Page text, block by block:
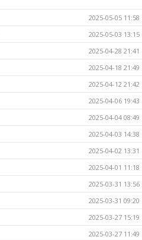
2025-05-05 11:58
2025-05-03 13:15
2025-04-28 21:41
2025-04-18 21:49
2025-04-12 21:42
2025-04-06 19:43
2025-04-04 08:49
2025-04-03 14:38
2025-04-02 13:31
2025-04-01 11:18
2025-03-31 13:56
2025-03-31 09:20
2025-03-27 15:19
2025-03-27 11:49